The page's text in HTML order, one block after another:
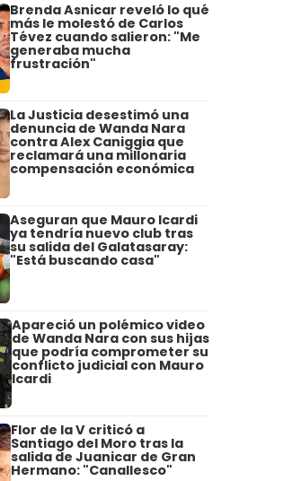
Brenda Asnicar reveló lo qué
más le molestó de Carlos
Tévez cuando salieron: "Me
generaba mucha
frustración"
La Justicia desestimó una
denuncia de Wanda Nara
contra Alex Caniggia que
reclamará una millonaria
compensación económica
Aseguran que Mauro Icardi
ya tendría nuevo club tras
su salida del Galatasaray:
"Está buscando casa"
Apareció un polémico video
de Wanda Nara con sus hijas
que podría comprometer su
conflicto judicial con Mauro
Icardi
Flor de la V criticó a
Santiago del Moro tras la
salida de Juanicar de Gran
Hermano: "Canallesco"